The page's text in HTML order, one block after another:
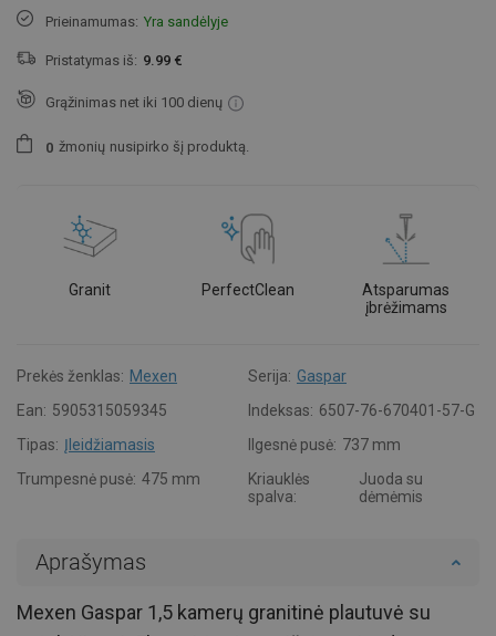
Prieinamumas: Yra sandėlyje
Pristatymas iš: 9.99 €
Grąžinimas net iki 100 dienų
0 žmonių nusipirko šį produktą.
Granit PerfectClean
Atsparumas
įbrėžimams
Prekės ženklas: Mexen Serija: Gaspar
Ean: 5905315059345 Indeksas: 6507-76-670401-57-G
Tipas: Įleidžiamasis Ilgesnė pusė: 737 mm
Trumpesnė pusė: 475 mm
Kriauklės
spalva:
Juoda su
dėmėmis
Aprašymas
Mexen Gaspar 1,5 kamerų granitinė plautuvė su